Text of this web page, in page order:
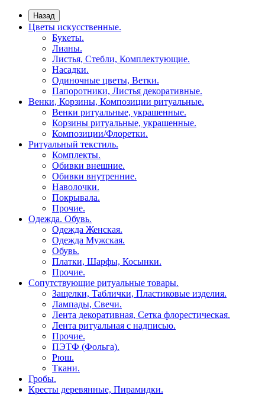
Назад
Цветы искусственные.
Букеты.
Лианы.
Листья, Стебли, Комплектующие.
Насадки.
Одиночные цветы, Ветки.
Папоротники, Листья декоративные.
Венки, Корзины, Композиции ритуальные.
Венки ритуальные, украшенные.
Корзины ритуальные, украшенные.
Композиции/Флоретки.
Ритуальный текстиль.
Комплекты.
Обивки внешние.
Обивки внутренние.
Наволочки.
Покрывала.
Прочие.
Одежда. Обувь.
Одежда Женская.
Одежда Мужская.
Обувь.
Платки, Шарфы, Косынки.
Прочие.
Сопутствующие ритуальные товары.
Защелки, Таблички, Пластиковые изделия.
Лампады, Свечи.
Лента декоративная, Сетка флорестическая.
Лента ритуальная с надписью.
Прочие.
ПЭТФ (Фольга).
Рюш.
Ткани.
Гробы.
Кресты деревянные, Пирамидки.